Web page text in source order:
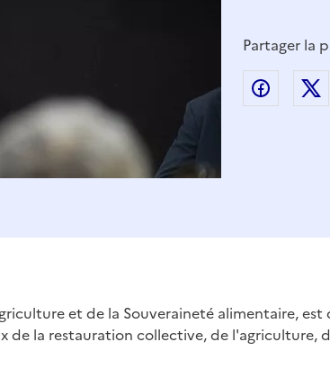
Partager la
et de la Souveraineté alimentaire, est
de la restauration collective, de l'agriculture,